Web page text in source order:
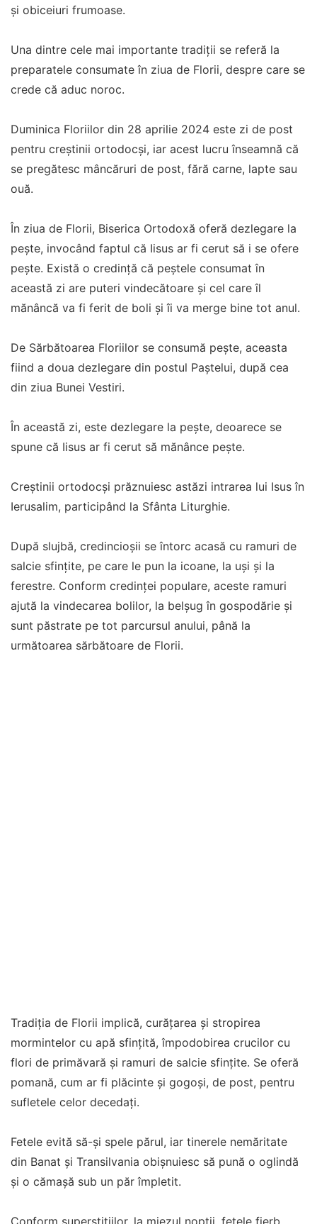
și obiceiuri frumoase.
Una dintre cele mai importante tradiții se referă la
preparatele consumate în ziua de Florii, despre care se
crede că aduc noroc.
Duminica Floriilor din 28 aprilie 2024 este zi de post
pentru creștinii ortodocși, iar acest lucru înseamnă că
se pregătesc mâncăruri de post, fără carne, lapte sau
ouă.
În ziua de Florii, Biserica Ortodoxă oferă dezlegare la
pește, invocând faptul că Iisus ar fi cerut să i se ofere
pește. Există o credință că peștele consumat în
această zi are puteri vindecătoare și cel care îl
mănâncă va fi ferit de boli și îi va merge bine tot anul.
De Sărbătoarea Floriilor se consumă pește, aceasta
fiind a doua dezlegare din postul Paștelui, după cea
din ziua Bunei Vestiri.
În această zi, este dezlegare la pește, deoarece se
spune că Iisus ar fi cerut să mănânce pește.
Creștinii ortodocși prăznuiesc astăzi intrarea lui Isus în
Ierusalim, participând la Sfânta Liturghie.
După slujbă, credincioșii se întorc acasă cu ramuri de
salcie sfințite, pe care le pun la icoane, la uși și la
ferestre. Conform credinței populare, aceste ramuri
ajută la vindecarea bolilor, la belșug în gospodărie și
sunt păstrate pe tot parcursul anului, până la
următoarea sărbătoare de Florii.
Tradiția de Florii implică, curățarea și stropirea
mormintelor cu apă sfințită, împodobirea crucilor cu
flori de primăvară și ramuri de salcie sfințite. Se oferă
pomană, cum ar fi plăcinte și gogoși, de post, pentru
sufletele celor decedați.
Fetele evită să-și spele părul, iar tinerele nemăritate
din Banat și Transilvania obișnuiesc să pună o oglindă
și o cămașă sub un păr împletit.
Conform superstițiilor, la miezul nopții, fetele fierb